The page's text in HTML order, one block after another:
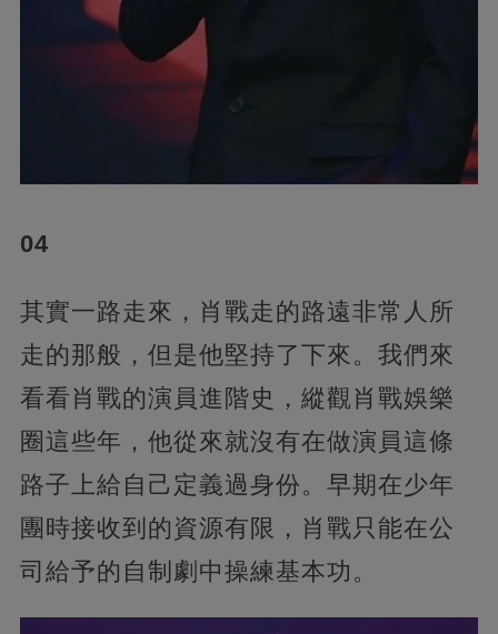
04
其實一路走來，肖戰走的路遠非常人所
走的那般，但是他堅持了下來。我們來
看看肖戰的演員進階史，縱觀肖戰娛樂
圈這些年，他從來就沒有在做演員這條
路子上給自己定義過身份。早期在少年
團時接收到的資源有限，肖戰只能在公
司給予的自制劇中操練基本功。